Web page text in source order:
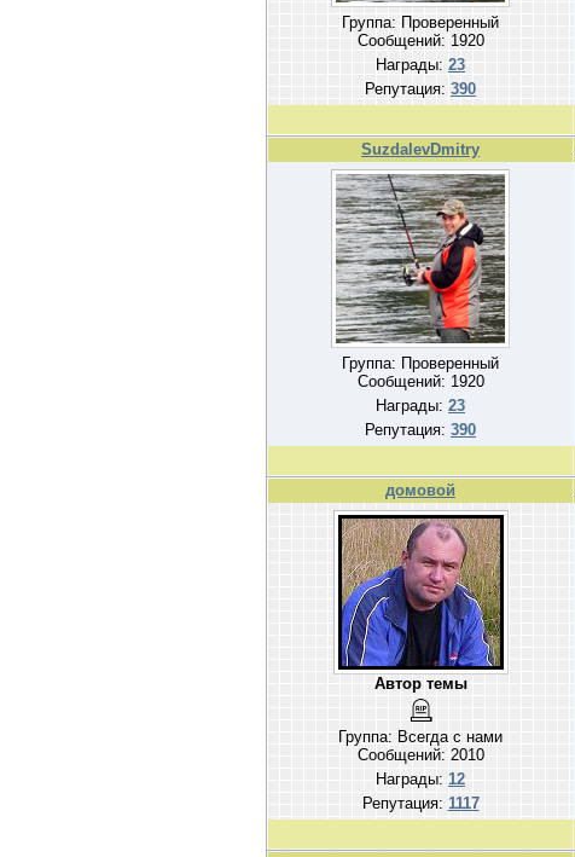
Группа: Проверенный
Сообщений: 1920
Награды: 23
Репутация: 390
SuzdalevDmitry
Группа: Проверенный
Сообщений: 1920
Награды: 23
Репутация: 390
домовой
Автор темы
Группа: Всегда с нами
Сообщений: 2010
Награды: 12
Репутация: 1117